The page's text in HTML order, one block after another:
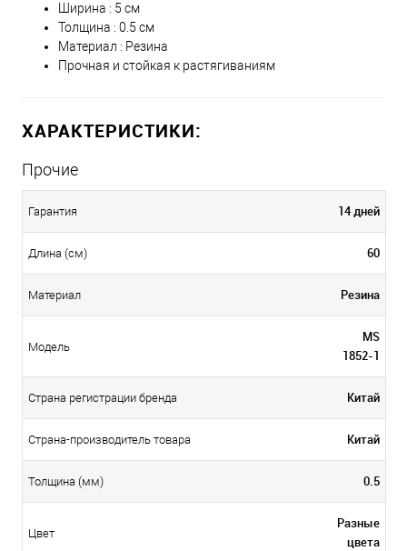
Ширина : 5 см
Толщина : 0.5 см
Материал : Резина
Прочная и стойкая к растягиваниям
ХАРАКТЕРИСТИКИ:
Прочие
Гарантия 14 дней
Длина (см) 60
Материал Резина
Модель
MS
1852-1
Страна регистрации бренда Китай
Страна-производитель товара Китай
Толщина (мм) 0.5
Цвет
Разные
цвета